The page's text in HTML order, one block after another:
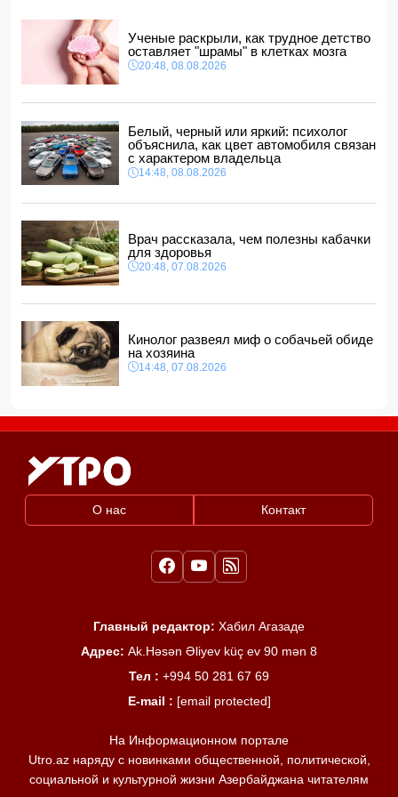
ВС РФ взяли под контроль Ивановку в Харьковской
области
14:04, 08.08.2026
Прогноз погоды в Азербайджане на 9 августа
14:00, 08.08.2026
Никол Пашинян позвонил Ильхаму Алиеву
12:48, 08.08.2026
СМИ: США ищут на Кубе фигуру для повторения
"венесуэльского сценария"
Ученые раскрыли, как трудное детство
оставляет "шрамы" в клетках мозга
20:48, 08.08.2026
Белый, черный или яркий: психолог
объяснила, как цвет автомобиля связан
с характером владельца
14:48, 08.08.2026
Врач рассказала, чем полезны кабачки
для здоровья
20:48, 07.08.2026
Кинолог развеял миф о собачьей обиде
на хозяина
14:48, 07.08.2026
О нас Контакт
Главный редактор: Хабил Агазаде
Адрес: Ak.Həsən Əliyev küç ev 90 mən 8
Тел : +994 50 281 67 69
E-mail : [email protected]
На Информационном портале
Utro.az наряду с новинками общественной, политической,
социальной и культурной жизни Азербайджана читателям